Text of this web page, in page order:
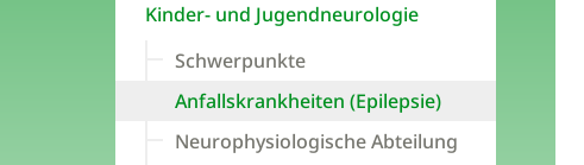
Kinder- und Jugendneurologie
Schwerpunkte
Anfallskrankheiten (Epilepsie)
Neurophysiologische Abteilung